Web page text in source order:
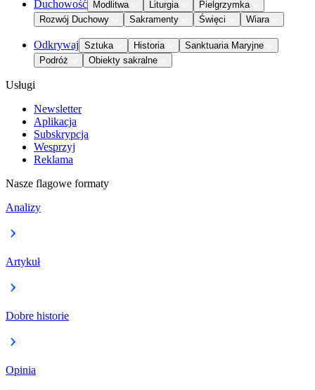
Duchowość Modlitwa Liturgia
Pielgrzymka
Rozwój Duchowy
Sakramenty Święci Wiara
Odkrywaj Sztuka Historia
Sanktuaria Maryjne
Podróż
Obiekty sakralne
Usługi
Newsletter
Aplikacja
Subskrypcja
Wesprzyj
Reklama
Nasze flagowe formaty
Analizy
Artykuł
Dobre historie
Opinia